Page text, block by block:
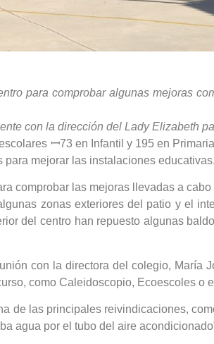
para comprobar algunas mejoras
con la dirección del Lady Elizabeth
ꟷ73 en Infantil y 195 en
mejorar las instalaciones educativas.
comprobar las mejoras llevadas a
zonas exteriores del patio y el
del centro han repuesto algunas
con la directora del colegio, María
como Caleidoscopio, Ecoescoles o
de las principales reivindicaciones,
agua por el tubo del aire